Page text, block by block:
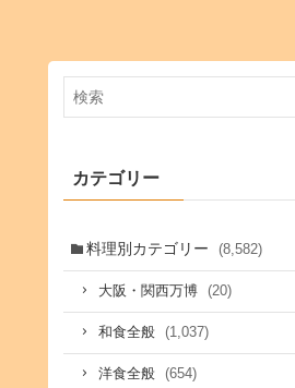
カテゴリー
料理別カテゴリー (8,582)
大阪・関西万博 (20)
和食全般 (1,037)
洋食全般 (654)